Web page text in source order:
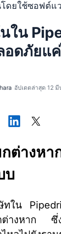
งกฤษโดยใช้ซ
ดยใช้ซอฟต์แ
ใน
อดภัยแ
อัปเดตล่าสุด 12
ต่างหา
บ
ทใน
ต่างหาก ซึ่ง